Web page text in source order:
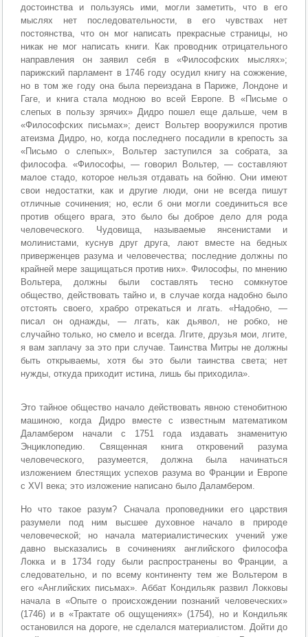
достоинства и пользуясь ими, могли заметить, что в его
мыслях нет последовательности, в его чувствах нет
постоянства, что он мог написать прекрасные страницы, но
никак не мог написать книги. Как проводник отрицательного
направления он заявил себя в «Философских мыслях»;
парижский парламент в 1746 году осудил книгу на сожжение,
но в том же году она была переиздана в Париже, Лондоне и
Гаге, и книга стала модною во всей Европе. В «Письме о
слепых в пользу зрячих» Дидро пошел еще дальше, чем в
«Философских письмах»; деист Вольтер вооружился против
атеизма Дидро, но, когда последнего посадили в крепость за
«Письмо о слепых», Вольтер заступился за собрата, за
философа. «Философы, — говорил Вольтер, — составляют
малое стадо, которое нельзя отдавать на бойню. Они имеют
свои недостатки, как и другие люди, они не всегда пишут
отличные сочинения; но, если б они могли соединиться все
против общего врага, это было бы доброе дело для рода
человеческого. Чудовища, называемые янсенистами и
молинистами, куснув друг друга, лают вместе на бедных
приверженцев разума и человечества; последние должны по
крайней мере защищаться против них». Философы, по мнению
Вольтера, должны были составлять тесно сомкнутое
общество, действовать тайно и, в случае когда надобно было
отстоять своего, храбро отрекаться и лгать. «Надобно, —
писал он однажды, — лгать, как дьявол, не робко, не
случайно только, но смело и всегда. Лгите, друзья мои, лгите,
я вам заплачу за это при случае. Таинства Митры не должны
быть открываемы, хотя бы это были таинства света; нет
нужды, откуда приходит истина, лишь бы приходила».
Это тайное общество начало действовать явною стенобитною
машиною, когда Дидро вместе с известным математиком
Даламбером начали с 1751 года издавать знаменитую
Энциклопедию. Священная книга откровений разума
человеческого, разумеется, должна была начинаться
изложением блестящих успехов разума во Франции и Европе
с XVI века; это изложение написано было Даламбером.
Но что такое разум? Сначала проповедники его царствия
разумели под ним высшее духовное начало в природе
человеческой; но начала материалистических учений уже
давно высказались в сочинениях английского философа
Локка и в 1734 году были распространены во Франции, а
следовательно, и по всему континенту тем же Вольтером в
его «Английских письмах». Аббат Кондильяк развил Локковы
начала в «Опыте о происхождении познаний человеческих»
(1746) и в «Трактате об ощущениях» (1754), но и Кондильяк
остановился на дороге, не сделался материалистом. Дойти до